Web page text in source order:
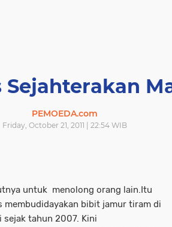
PEMOEDA.com
Friday, October 21, 2011 | 22:54 WIB
untuk menolong orang lain.Itu
bibit jamur tiram di
sejak tahun 2007. Kini